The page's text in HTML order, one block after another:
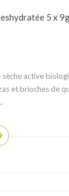
5 x
active
et brioches de